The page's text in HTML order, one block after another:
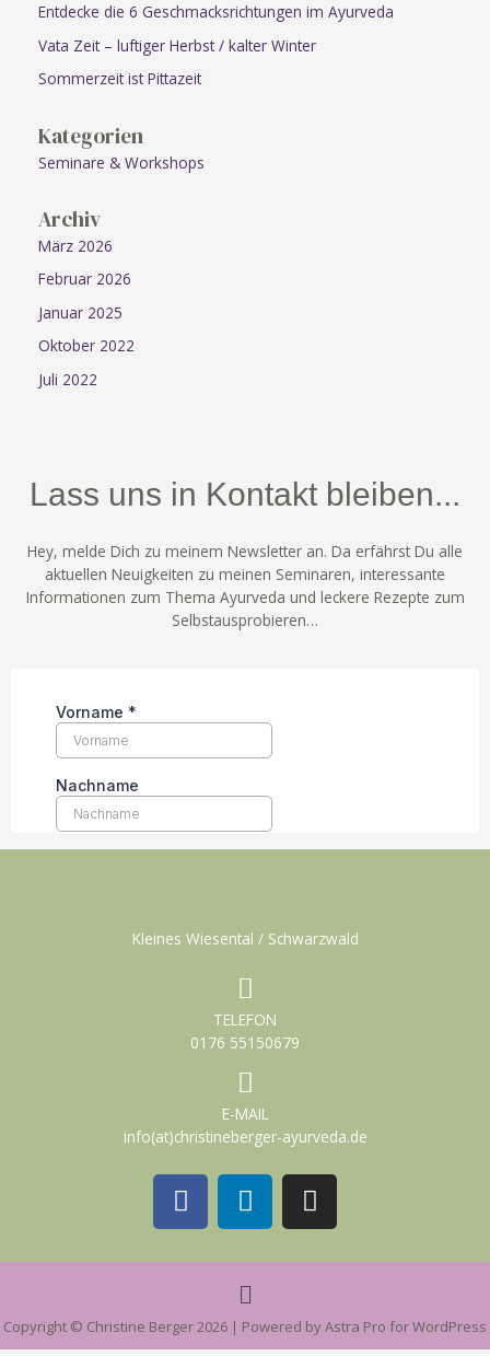
Entdecke die 6 Geschmacksrichtungen im Ayurveda
Vata Zeit – luftiger Herbst / kalter Winter
Sommerzeit ist Pittazeit
Kategorien
Seminare & Workshops
Archiv
März 2026
Februar 2026
Januar 2025
Oktober 2022
Juli 2022
Lass uns in Kontakt bleiben...
Hey, melde Dich zu meinem Newsletter an. Da erfährst Du alle
aktuellen Neuigkeiten zu meinen Seminaren, interessante
Informationen zum Thema Ayurveda und leckere Rezepte zum
Selbstausprobieren…
Kleines Wiesental / Schwarzwald
TELEFON
0176 55150679
E-MAIL
info(at)christineberger-ayurveda.de
F
a
c
e
o
L
i
n
k
e
d
I
n
s
t
g
Menü
Copyright © Christine Berger 2026 | Powered by Astra Pro for WordPress